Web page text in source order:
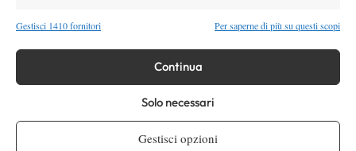
Gestisci 1410 fornitori Per saperne di più su questi scopi
Continua
Solo necessari
Gestisci opzioni
10-2.
GIRONE 4
Sc Selva Alta – Tennis Comunali Vicenza 3-3
Sei anni dopo l’ultimo titolo, loSporting Club Selva Alta
tra le migliori quattro d’Italia. Al club lombardo basta il pareggio
Tennis Comunali Vicenza